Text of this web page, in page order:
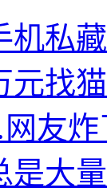
机私
元找
友炸
是大